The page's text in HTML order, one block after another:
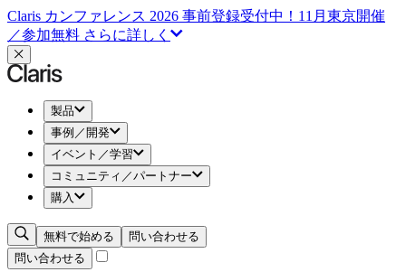
Claris カンファレンス 2026 事前登録受付中！11月東京開催
／参加無料 さらに詳しく
製品
事例／開発
イベント／学習
コミュニティ／パートナー
購入
無料で始める
問い合わせる
問い合わせる